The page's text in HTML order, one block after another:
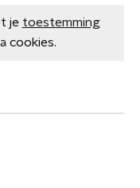
je toestemming
cookies.